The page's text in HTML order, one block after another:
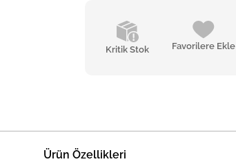
Kritik Stok Favorilere Ekle
Ürün Özellikleri